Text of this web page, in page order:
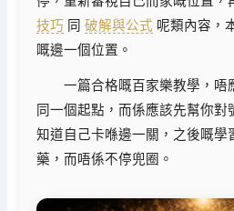
技巧 同破解與公式 呢類內容，
嘅邊一個位置。
一篇合格嘅百家樂教學，唔
同一個起點，而係應該先幫你對
知道自己卡喺邊一關，之後嘅學
藥，而唔係不停兜圈。